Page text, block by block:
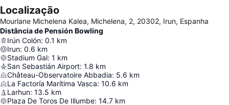
Localização
Mourlane Michelena Kalea, Michelena, 2, 20302, Irun, Espanha
Distância de Pensión Bowling
Irún Colón: 0.1 km
Irun: 0.6 km
Stadium Gal: 1 km
San Sebastián Airport: 1.8 km
Château-Observatoire Abbadia: 5.6 km
La Factoría Marítima Vasca: 10.6 km
Larhun: 13.5 km
Plaza De Toros De Illumbe: 14.7 km